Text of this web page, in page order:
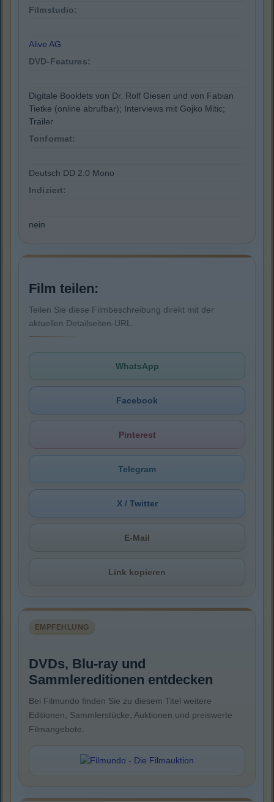
Filmstudio:
Alive AG
DVD-Features:
Digitale Booklets von Dr. Rolf Giesen und von Fabian
Tietke (online abrufbar); Interviews mit Gojko Mitic;
Trailer
Tonformat:
Deutsch DD 2.0 Mono
Indiziert:
nein
Film teilen:
Teilen Sie diese Filmbeschreibung direkt mit der
aktuellen Detailseiten-URL.
WhatsApp
Facebook
Pinterest
Telegram
X / Twitter
E-Mail
Link kopieren
EMPFEHLUNG
DVDs, Blu-ray und
Sammlereditionen entdecken
Bei Filmundo finden Sie zu diesem Titel weitere
Editionen, Sammlerstücke, Auktionen und preiswerte
Filmangebote.